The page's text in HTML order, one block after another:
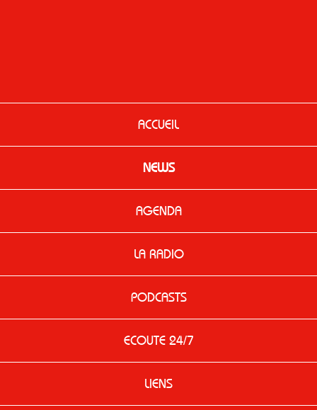
ACCUEIL
NEWS
AGENDA
LA RADIO
PODCASTS
ECOUTE 24/7
LIENS